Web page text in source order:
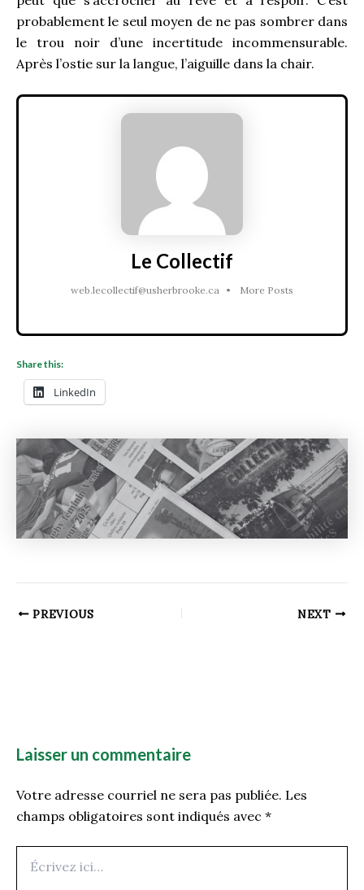
probablement le seul moyen de ne pas sombrer dans
le trou noir d’une incertitude incommensurable.
Après l’ostie sur la langue, l’aiguille dans la chair.
Le Collectif
web.lecollectif@usherbrooke.ca • More Posts
Share this:
LinkedIn
PREVIOUS NEXT
Laisser un commentaire
Votre adresse courriel ne sera pas publiée. Les
champs obligatoires sont indiqués avec *
ici…